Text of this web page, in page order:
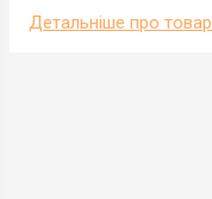
Детальніше про товар